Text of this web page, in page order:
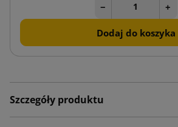
− +
Dodaj do koszyka
Szczegóły produktu